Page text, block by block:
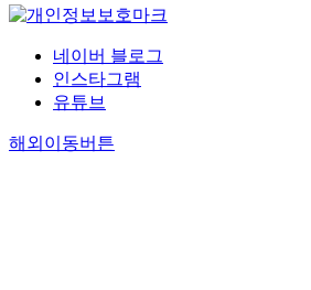
네이버 블로그
인스타그램
유튜브
해외이동버튼